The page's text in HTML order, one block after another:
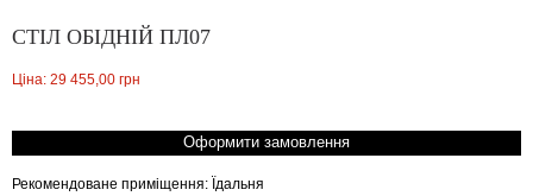
СТІЛ ОБІДНІЙ ПЛ07
Ціна: 29 455,00 грн
Оформити замовлення
Рекомендоване приміщення: Їдальня